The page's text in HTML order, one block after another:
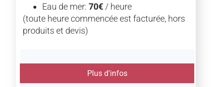
Eau de mer: 70€ / heure
(toute heure commencée est facturée, hors
produits et devis)
Plus d'infos